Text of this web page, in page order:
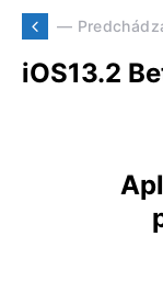
—
iOS13.2